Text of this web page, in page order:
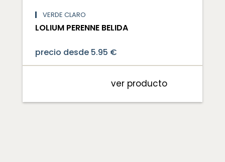
VERDE CLARO
LOLIUM PERENNE BELIDA
precio desde 5.95 €
ver producto